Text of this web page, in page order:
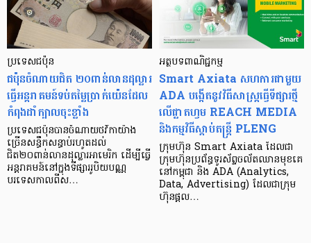
ប្រទេសជប៉ុន
ជប៉ុនចំណាយជិត ២០ពាន់លានដុល្លារ
ធ្វើអន្តរាគមន៍ទប់តម្លៃប្រាក់យ៉េនដែល
កំពុងដាំក្បាលចុះខ្លាំង
ប្រទេសជប៉ុនបានចំណាយថវិកាយ៉ាង
ច្រើនសន្ធឹកសន្ធាប់រហូតដល់
ជិត២០ពាន់លានដុល្លារអាមេរិក ដើម្បីធ្វើ
អន្តរាគមន៍នៅក្នុងទីផ្សាររូបិយបណ្ណ
បរទេសកាលពីស…
អត្ថបទពាណិជ្ជកម្ម
Smart Axiata សហការជាមួយ
ADA បង្កើត​នូវ​វិធីសាស្រ្ត​ធ្វើ​ទីផ្សារ​ថ្មី​
លើ​ផ្លាតហ្វម REACH MEDIA
និង​កម្មវិធី​ស្ដាប់​តន្រ្តី PLENG
ក្រុមហ៊ុន Smart Axiata ដែលជា
ក្រុមហ៊ុនប្រព័ន្ធទូរស័ព្ទចល័តឈានមុខគេ
នៅកម្ពុជា និង ADA (Analytics,
Data, Advertising) ដែលជាក្រុម
ហ៊ុនផ្ដល…